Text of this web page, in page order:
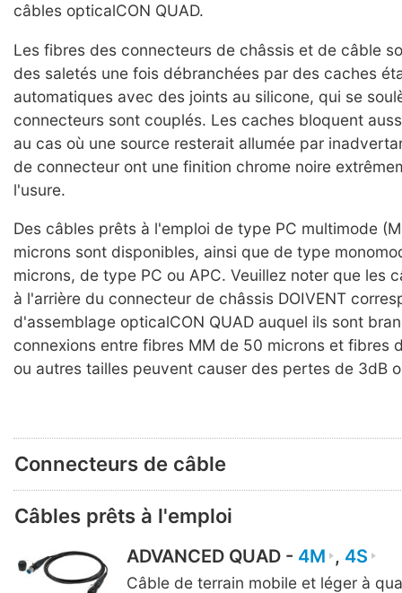
câbles opticalCON QUAD.
Les fibres des connecteurs de châssis et de câble
des saletés une fois débranchées par des caches
automatiques avec des joints au silicone, qui se
connecteurs sont couplés. Les caches bloquent
au cas où une source resterait allumée par
de connecteur ont une finition chrome noire
l'usure.
Des câbles prêts à l'emploi de type PC multimode
microns sont disponibles, ainsi que de type
microns, de type PC ou APC. Veuillez noter que les
à l'arrière du connecteur de châssis DOIVENT
d'assemblage opticalCON QUAD auquel ils sont
connexions entre fibres MM de 50 microns et fibres
ou autres tailles peuvent causer des pertes de 3dB
Connecteurs de câble
Câbles prêts à l'emploi
ADVANCED QUAD - 4M , 4S
Câble de terrain mobile et léger à